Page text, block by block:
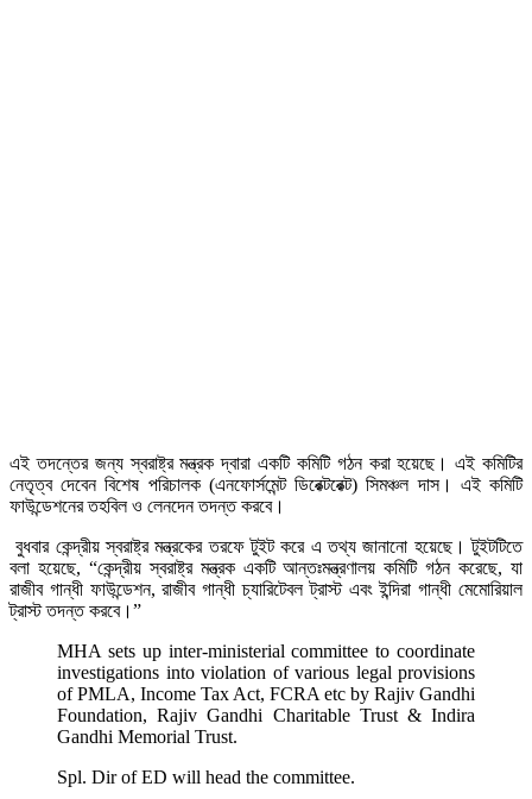
এই তদন্তের জন্য স্বরাষ্ট্র মন্ত্রক দ্বারা একটি কমিটি গঠন করা হয়েছে। এই কমিটির
নেতৃত্ব দেবেন বিশেষ পরিচালক (এনফোর্সমেন্ট ডিরেক্টরেক্ট) সিমঞ্চল দাস। এই কমিটি
ফাউন্ডেশনের তহবিল ও লেনদেন তদন্ত করবে।
বুধবার কেন্দ্রীয় স্বরাষ্ট্র মন্ত্রকের তরফে টুইট করে এ তথ্য জানানো হয়েছে। টুইটটিতে
বলা হয়েছে, “কেন্দ্রীয় স্বরাষ্ট্র মন্ত্রক একটি আন্তঃমন্ত্রণালয় কমিটি গঠন করেছে, যা
রাজীব গান্ধী ফাউন্ডেশন, রাজীব গান্ধী চ্যারিটেবল ট্রাস্ট এবং ইন্দিরা গান্ধী মেমোরিয়াল
ট্রাস্ট তদন্ত করবে।”
MHA sets up inter-ministerial committee to coordinate
investigations into violation of various legal provisions
of PMLA, Income Tax Act, FCRA etc by Rajiv Gandhi
Foundation, Rajiv Gandhi Charitable Trust & Indira
Gandhi Memorial Trust.
Spl. Dir of ED will head the committee.